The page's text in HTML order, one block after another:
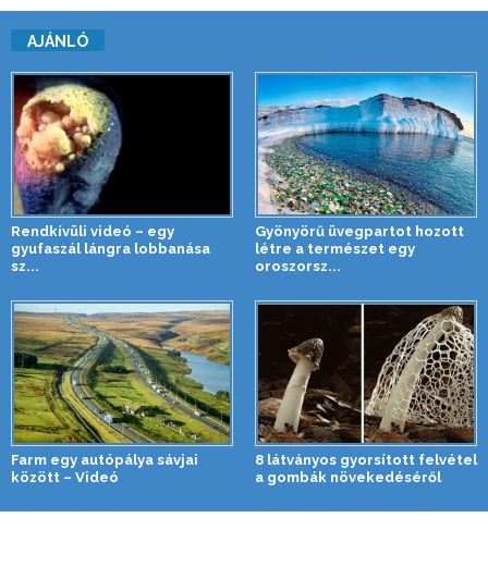
AJÁNLÓ
Rendkívüli videó – egy
gyufaszál lángra lobbanása
sz...
Gyönyörű üvegpartot hozott
létre a természet egy
oroszorsz...
Farm egy autópálya sávjai
között – Videó
8 látványos gyorsított felvétel
a gombák növekedéséről